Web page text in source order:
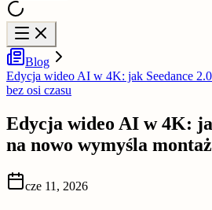
Blog
Edycja wideo AI w 4K: jak Seedance
bez osi czasu
Edycja wideo AI w 4K:
na nowo wymyśla
cze 11, 2026